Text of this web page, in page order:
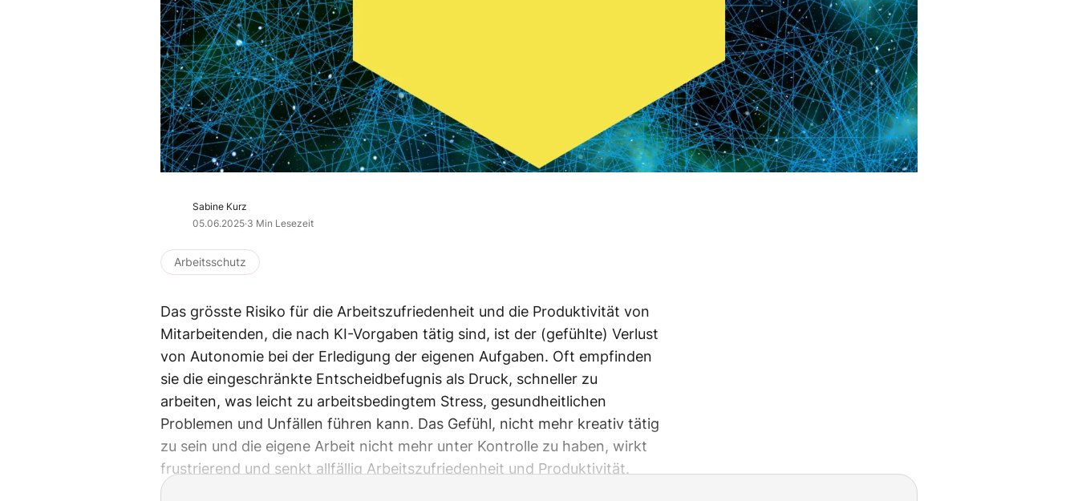
Sabine Kurz
05.06.2025·3 Min Lesezeit
Arbeitsschutz
Das grösste Risiko für die Arbeitszufriedenheit und die Produktivität von
Mitarbeitenden, die nach KI-Vorgaben tätig sind, ist der (gefühlte) Verlust
von Autonomie bei der Erledigung der eigenen Aufgaben. Oft empfinden
sie die eingeschränkte Entscheidbefugnis als Druck, schneller zu
arbeiten, was leicht zu arbeitsbedingtem Stress, gesundheitlichen
Problemen und Unfällen führen kann. Das Gefühl, nicht mehr kreativ tätig
zu sein und die eigene Arbeit nicht mehr unter Kontrolle zu haben, wirkt
frustrierend und senkt allfällig Arbeitszufriedenheit und Produktivität.